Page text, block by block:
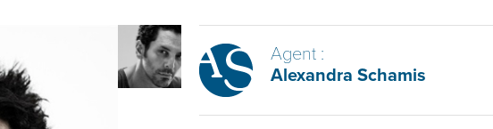
Agent :
Alexandra Schamis